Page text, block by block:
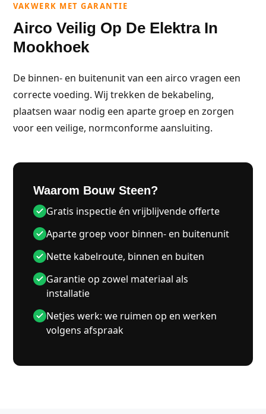
VAKWERK MET GARANTIE
Airco Veilig Op De Elektra In
Mookhoek
De binnen- en buitenunit van een airco vragen een
correcte voeding. Wij trekken de bekabeling,
plaatsen waar nodig een aparte groep en zorgen
voor een veilige, normconforme aansluiting.
Waarom Bouw Steen?
Gratis inspectie én vrijblijvende offerte
Aparte groep voor binnen- en buitenunit
Nette kabelroute, binnen en buiten
Garantie op zowel materiaal als
installatie
Netjes werk: we ruimen op en werken
volgens afspraak